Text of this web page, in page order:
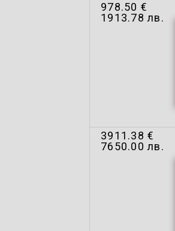
978.50 €
1913.78 лв.
3911.38 €
7650.00 лв.